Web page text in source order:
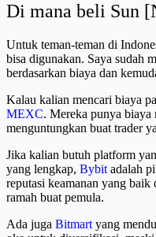
Di mana beli Sun
Untuk teman-teman di
bisa digunakan. Saya sudah
berdasarkan biaya dan
Kalau kalian mencari biaya
MEXC. Mereka punya biaya
menguntungkan buat trader
Jika kalian butuh platform
yang lengkap, Bybit adalah
reputasi keamanan yang
ramah buat pemula.
Ada juga Bitmart yang